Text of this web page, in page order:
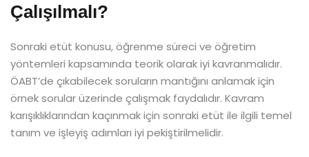
Çalışılmalı?
Sonraki etüt konusu, öğrenme süreci ve öğretim
yöntemleri kapsamında teorik olarak iyi kavranmalıdır.
ÖABT’de çıkabilecek soruların mantığını anlamak için
örnek sorular üzerinde çalışmak faydalıdır. Kavram
karışıklıklarından kaçınmak için sonraki etüt ile ilgili temel
tanım ve işleyiş adımları iyi pekiştirilmelidir.